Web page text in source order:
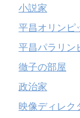
小説家
平昌オリンピ
平昌パラリン
徹子の部屋
政治家
映像ディレク